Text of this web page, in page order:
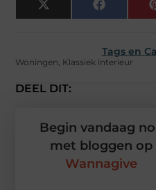
X
(Twitter)
Facebook
Tags en
Woningen, Klassiek interieur
DEEL DIT:
Begin vandaag
met bloggen op
Wannagive